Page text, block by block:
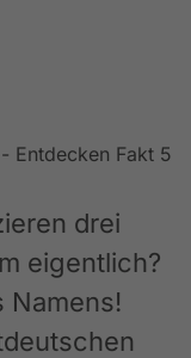
drei
eigentlich?
Namens!